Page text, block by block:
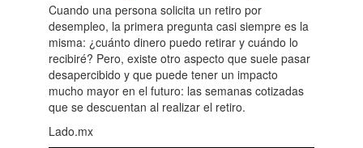
Cuando una persona solicita un retiro por
desempleo, la primera pregunta casi siempre es la
misma: ¿cuánto dinero puedo retirar y cuándo lo
recibiré? Pero, existe otro aspecto que suele pasar
desapercibido y que puede tener un impacto
mucho mayor en el futuro: las semanas cotizadas
que se descuentan al realizar el retiro.
Lado.mx